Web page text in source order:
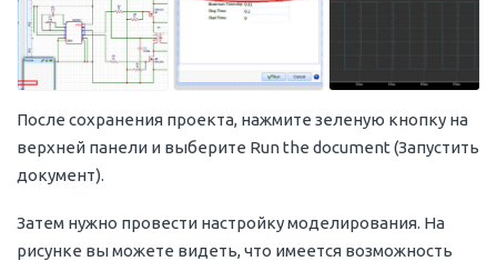
После сохранения проекта, нажмите зеленую кнопку на
верхней панели и выберите Run the document (Запустить
документ).
Затем нужно провести настройку моделирования. На
рисунке вы можете видеть, что имеется возможность